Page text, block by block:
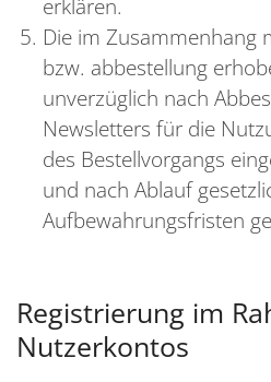
erklären.
Die im Zusammenhang
bzw. abbestellung
unverzüglich nach
Newsletters für die
des Bestellvorgangs
und nach Ablauf
Aufbewahrungsfristen
Registrierung im
Nutzerkontos